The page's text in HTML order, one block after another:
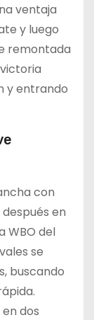
ventaja
y luego
remontada
y entrando
con
en
WBO del
se
buscando
dos